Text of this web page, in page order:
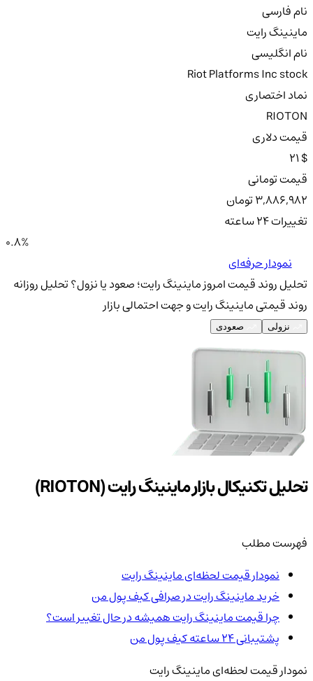
نام فارسی
ماینینگ رایت
نام انگلیسی
Riot Platforms Inc stock
نماد اختصاری
RIOTON
قیمت دلاری
21 $
قیمت تومانی
3,886,982 تومان
تغییرات ۲۴ ساعته
0.8%
نمودار حرفه‌ای
تحلیل روند قیمت امروز ماینینگ رایت؛ صعود یا نزول؟تحلیل روزانه
روند قیمتی ماینینگ رایت و جهت احتمالی بازار
نزولی صعودی
تحلیل تکنیکال بازار ماینینگ رایت (RIOTON)
فهرست مطلب
نمودار قیمت لحظه‌ای ماینینگ رایت
خرید ماینینگ رایت در صرافی کیف پول من
چرا قیمت ماینینگ رایت همیشه در حال تغییر است؟
پشتیبانی ۲۴ ساعته کیف پول من
نمودار قیمت لحظه‌ای ماینینگ رایت